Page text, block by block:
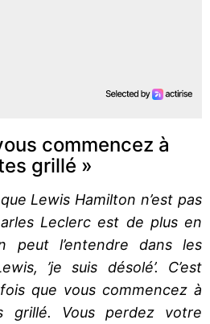
commencez à
grillé »
Lewis Hamilton n’est pas
Leclerc est de plus en
peut l’entendre dans les
’je suis désolé’. C’est
que vous commencez à
grillé. Vous perdez votre